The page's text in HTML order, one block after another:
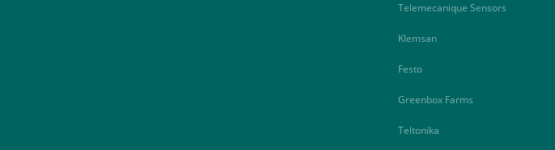
Telemecanique Sensors
Klemsan
Festo
Greenbox Farms
Teltonika